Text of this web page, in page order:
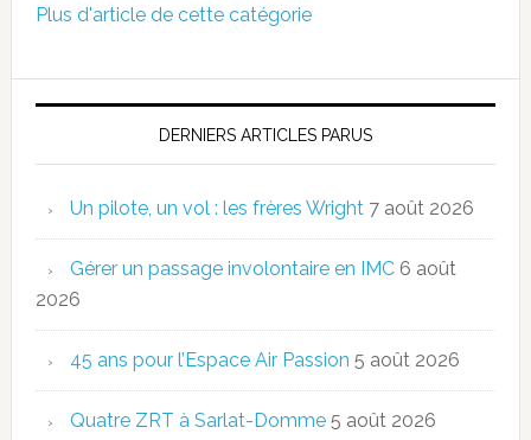
Plus d'article de cette catégorie
DERNIERS ARTICLES PARUS
Un pilote, un vol : les frères Wright 7 août 2026
Gérer un passage involontaire en IMC 6 août
2026
45 ans pour l’Espace Air Passion 5 août 2026
Quatre ZRT à Sarlat-Domme 5 août 2026